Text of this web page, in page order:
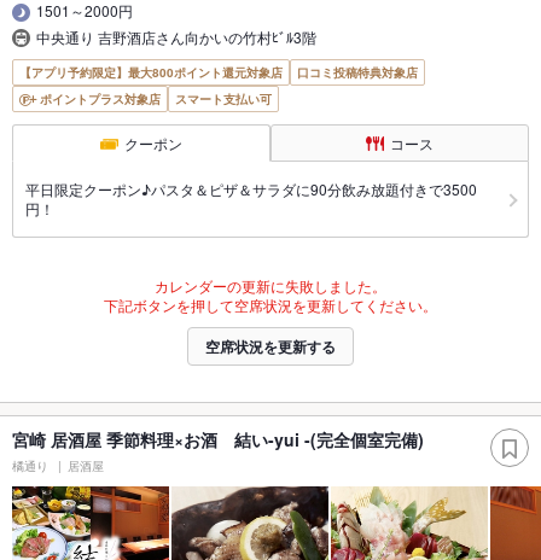
1501～2000円
中央通り 吉野酒店さん向かいの竹村ﾋﾞﾙ3階
【アプリ予約限定】最大800ポイント還元対象店
口コミ投稿特典対象店
ポイントプラス対象店
スマート支払い可
クーポン コース
平日限定クーポン♪パスタ＆ピザ＆サラダに90分飲み放題付きで3500
円！
カレンダーの更新に失敗しました。
下記ボタンを押して空席状況を更新してください。
空席状況を更新する
宮崎 居酒屋 季節料理×お酒 結い-yui -(完全個室完備)
橘通り 居酒屋